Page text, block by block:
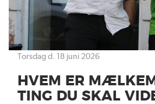
torsdag d. 18 juni 2026
HVEM ER
TING DU SKAL